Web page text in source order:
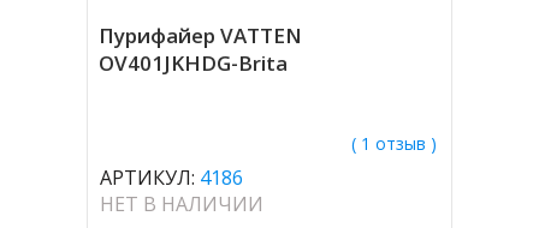
Пурифайер VATTEN
OV401JKHDG-Brita
( 1 отзыв )
АРТИКУЛ: 4186
НЕТ В НАЛИЧИИ